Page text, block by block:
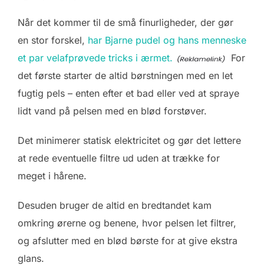
Når det kommer til de små finurligheder, der gør
en stor forskel, har Bjarne pudel og hans menneske
et par velafprøvede tricks i ærmet.
For
det første starter de altid børstningen med en let
fugtig pels – enten efter et bad eller ved at spraye
lidt vand på pelsen med en blød forstøver.
Det minimerer statisk elektricitet og gør det lettere
at rede eventuelle filtre ud uden at trække for
meget i hårene.
Desuden bruger de altid en bredtandet kam
omkring ørerne og benene, hvor pelsen let filtrer,
og afslutter med en blød børste for at give ekstra
glans.